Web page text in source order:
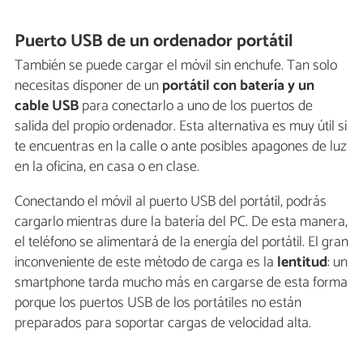
Puerto USB de un ordenador portátil
También se puede cargar el móvil sin enchufe. Tan solo
necesitas disponer de unportátil con batería y un
cable USBpara conectarlo a uno de los puertos de
salida del propio ordenador. Esta alternativa es muy útil si
te encuentras en la calle o ante posibles apagones de luz
en la oficina, en casa o en clase.
Conectando el móvil al puerto USB del portátil, podrás
cargarlo mientras dure la batería del PC. De esta manera,
el teléfono se alimentará de la energía del portátil. El gran
inconveniente de este método de carga es la lentitud: un
smartphone tarda mucho más en cargarse de esta forma
porque los puertos USB de los portátiles no están
preparados para soportar cargas de velocidad alta.